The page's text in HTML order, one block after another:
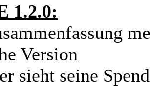
1.2.0:
Version
sieht seine